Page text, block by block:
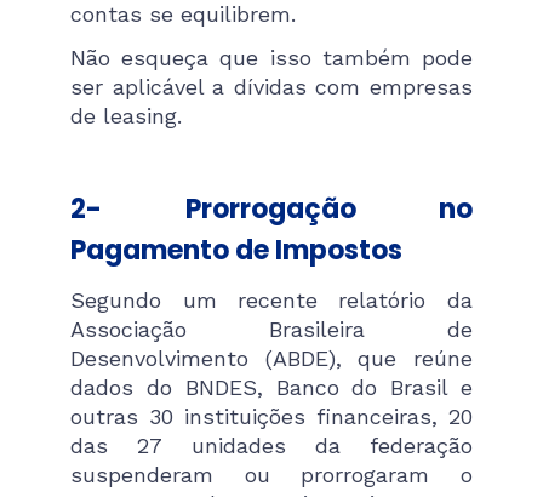
contas se equilibrem.
Não esqueça que isso também pode
ser aplicável a dívidas com empresas
de leasing.
2- Prorrogação no
Pagamento de Impostos
Segundo um recente relatório da
Associação Brasileira de
Desenvolvimento (ABDE), que reúne
dados do BNDES, Banco do Brasil e
outras 30 instituições financeiras, 20
das 27 unidades da federação
suspenderam ou prorrogaram o